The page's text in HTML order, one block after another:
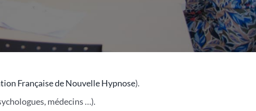
Française de Nouvelle Hypnose).
médecins …).